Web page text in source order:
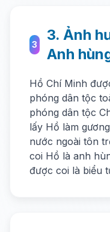
3
3. Ảnh
Anh
Hồ Chí Minh
phóng dân tộc
phóng dân tộc
lấy Hồ làm
nước ngoài tôn
coi Hồ là anh
được coi là biểu